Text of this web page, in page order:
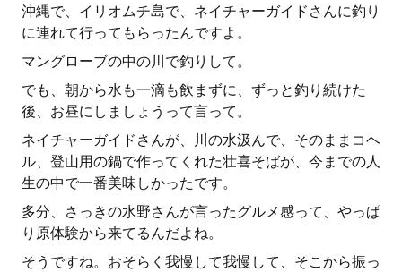
沖縄で、イリオムチ島で、ネイチャーガイドさんに釣り
に連れて行ってもらったんですよ。
マングローブの中の川で釣りして。
でも、朝から水も一滴も飲まずに、ずっと釣り続けた
後、お昼にしましょうって言って。
ネイチャーガイドさんが、川の水汲んで、そのままコヘ
ル、登山用の鍋で作ってくれた壮喜そばが、今までの人
生の中で一番美味しかったです。
多分、さっきの水野さんが言ったグルメ感って、やっぱ
り原体験から来てるんだよね。
そうですね。おそらく我慢して我慢して、そこから振っ